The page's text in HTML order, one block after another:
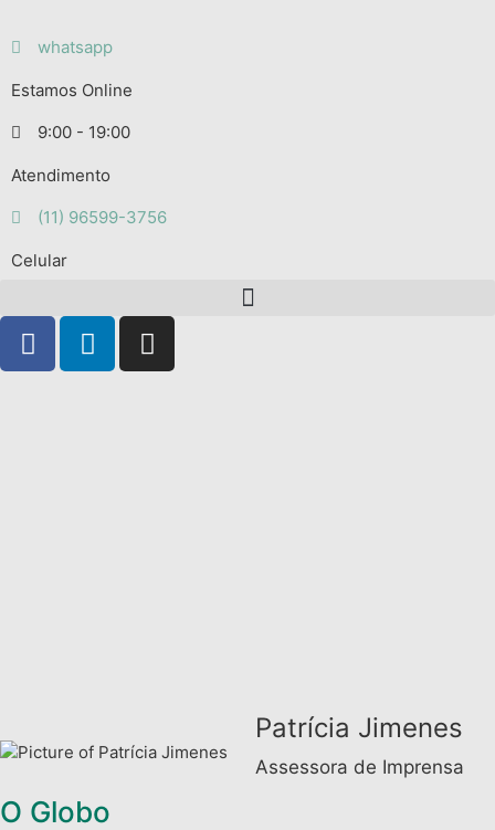
whatsapp
Estamos Online
9:00 - 19:00
Atendimento
(11) 96599-3756
Celular
Patrícia Jimenes
Assessora de Imprensa
O Globo